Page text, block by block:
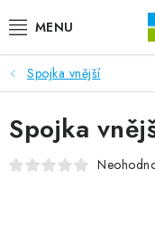
VENTILÁTORY
VZDUCHOTECHNIKA
REKUPERACE
Spojka vnější
Spojka